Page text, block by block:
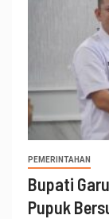
PEMERINTAHAN
Bupati
Pupuk